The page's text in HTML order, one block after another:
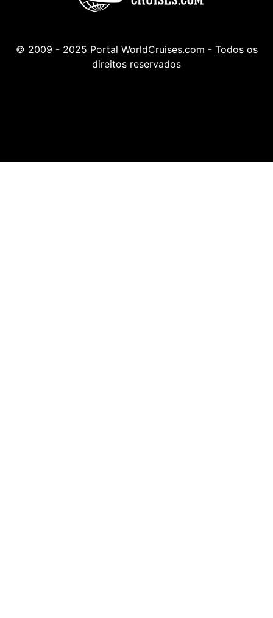
© 2009 - 2025 Portal WorldCruises.com - Todos os
direitos reservados